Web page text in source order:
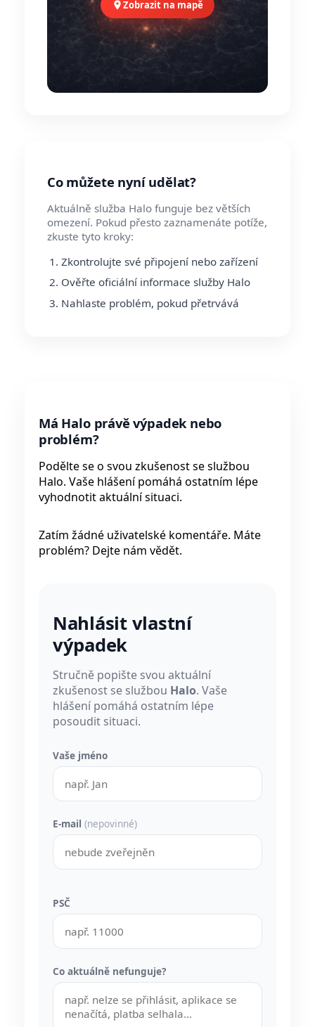
Zobrazit na mapě
Co můžete nyní udělat?
Aktuálně služba Halo funguje bez větších
omezení. Pokud přesto zaznamenáte potíže,
zkuste tyto kroky:
Zkontrolujte své připojení nebo zařízení
Ověřte oficiální informace služby Halo
Nahlaste problém, pokud přetrvává
Má Halo právě výpadek nebo
problém?
Podělte se o svou zkušenost se službou
Halo. Vaše hlášení pomáhá ostatním lépe
vyhodnotit aktuální situaci.
Zatím žádné uživatelské komentáře. Máte
problém? Dejte nám vědět.
Nahlásit vlastní
výpadek
Stručně popište svou aktuální
zkušenost se službou Halo. Vaše
hlášení pomáhá ostatním lépe
posoudit situaci.
Vaše jméno
E-mail (nepovinné)
PSČ
Co aktuálně nefunguje?